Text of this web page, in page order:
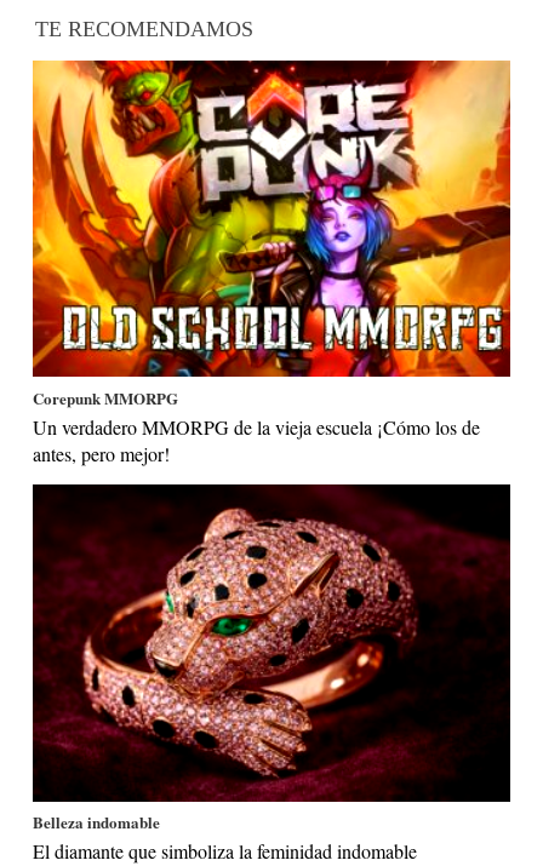
TE RECOMENDAMOS
Corepunk MMORPG
Un verdadero MMORPG de la vieja escuela ¡Cómo los de
antes, pero mejor!
Belleza indomable
El diamante que simboliza la feminidad indomable